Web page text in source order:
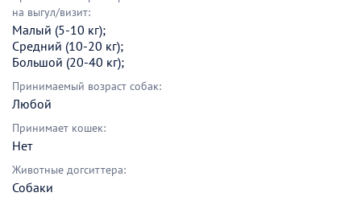
на выгул/визит:
Малый (5-10 кг);
Средний (10-20 кг);
Большой (20-40 кг);
Принимаемый возраст собак:
Любой
Принимает кошек:
Нет
Животные догситтера:
Собаки